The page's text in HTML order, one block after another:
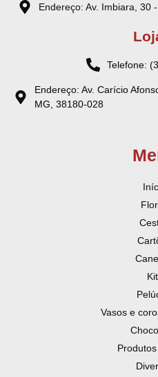
Endereço: Av. Imbiara, 30
Telefone:
Endereço: Av. Carício
MG, 38180-028
Vasos e